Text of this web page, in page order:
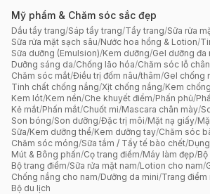
Mỹ phẩm & Chăm sóc sắc đẹp
Dầu tẩy trang/Sáp tẩy trang/Tẩy trang/Sữa rửa
Sữa rửa mặt sạch sâu/Nước hoa hồng & Lotion/
Sữa dưỡng (Emulsion)/Kem dưỡng/Gel dưỡng đa
Dưỡng sáng da/Chống lão hóa/Chăm sóc lỗ
Chăm sóc mắt/Điều trị đốm nâu/thâm/Gel chống
Tinh chất chống nắng/Xịt chống nắng/Kem
Kem lót/Kem nền/Che khuyết điểm/Phấn phủ/
Kẻ mắt/Phấn mắt/Chuốt mi/Mascara chân mày/
Son bóng/Son dưỡng/Đặc trị môi/Mặt nạ giấy/
Sữa/Kem dưỡng thể/Kem dưỡng tay/Chăm sóc
Chăm sóc móng/Sữa tắm / Tẩy tế bào chết/
Mút & Bông phấn/Cọ trang điểm/Máy làm đẹp/
Bộ trang điểm/Sữa rửa mặt nam/Lotion cho nam/
Chống nắng cho nam/Dưỡng da mini/Trang điểm
Bộ du lịch